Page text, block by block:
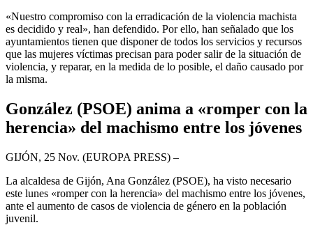
«Nuestro compromiso con la erradicación de la violencia machista
es decidido y real», han defendido. Por ello, han señalado que los
ayuntamientos tienen que disponer de todos los servicios y recursos
que las mujeres víctimas precisan para poder salir de la situación de
violencia, y reparar, en la medida de lo posible, el daño causado por
la misma.
González (PSOE) anima a «romper con la
herencia» del machismo entre los jóvenes
GIJÓN, 25 Nov. (EUROPA PRESS) –
La alcaldesa de Gijón, Ana González (PSOE), ha visto necesario
este lunes «romper con la herencia» del machismo entre los jóvenes,
ante el aumento de casos de violencia de género en la población
juvenil.